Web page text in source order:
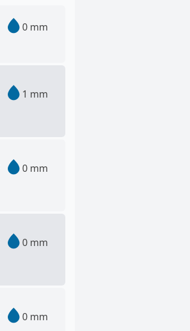
0 mm
1 mm
0 mm
0 mm
0 mm